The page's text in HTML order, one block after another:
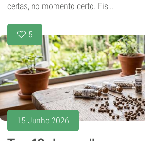
certas, no momento certo. Eis...
5
15 Junho 2026